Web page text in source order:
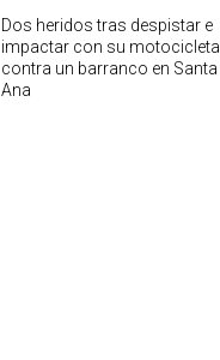
Dos heridos tras despistar e
impactar con su motocicleta
contra un barranco en Santa
Ana